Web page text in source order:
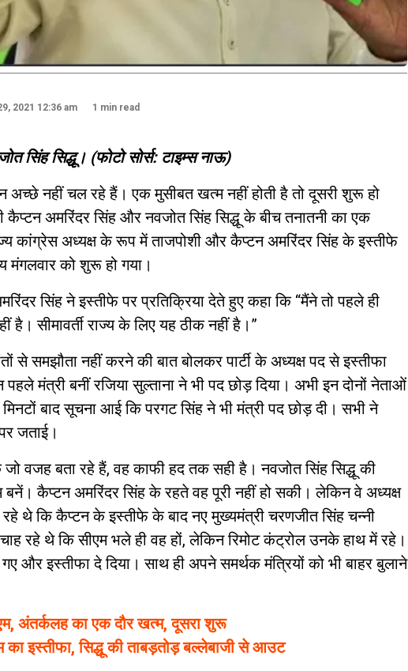
2021 12:36 am 1 min read
सिंह सिद्धू। (फोटो सोर्स: टाइम्स नाऊ)
अच्छे नहीं चल रहे हैं। एक मुसीबत खत्म नहीं होती है तो दूसरी शुरू हो
कैप्टन अमरिंदर सिंह और नवजोत सिंह सिद्धू के बीच तनातनी का एक
कांग्रेस अध्यक्ष के रूप में ताजपोशी और कैप्टन अमरिंदर सिंह के इस्तीफे
मंगलवार को शुरू हो गया।
सिंह ने इस्तीफे पर प्रतिक्रिया देते हुए कहा कि “मैंने तो पहले ही
है। सीमावर्ती राज्य के लिए यह ठीक नहीं है।”
से समझौता नहीं करने की बात बोलकर पार्टी के अध्यक्ष पद से इस्तीफा
पहले मंत्री बनीं रजिया सुल्ताना ने भी पद छोड़ दिया। अभी इन दोनों नेताओं
बाद सूचना आई कि परगट सिंह ने भी मंत्री पद छोड़ दी। सभी ने
जताई।
वजह बता रहे हैं, वह काफी हद तक सही है। नवजोत सिंह सिद्धू की
बनें। कैप्टन अमरिंदर सिंह के रहते वह पूरी नहीं हो सकी। लेकिन वे अध्यक्ष
थे कि कैप्टन के इस्तीफे के बाद नए मुख्यमंत्री चरणजीत सिंह चन्नी
रहे थे कि सीएम भले ही वह हों, लेकिन रिमोट कंट्रोल उनके हाथ में रहे।
और इस्तीफा दे दिया। साथ ही अपने समर्थक मंत्रियों को भी बाहर बुलाने
अंतर्कलह का एक दौर खत्म, दूसरा शुरू
का इस्तीफा, सिद्धू की ताबड़तोड़ बल्लेबाजी से आउट